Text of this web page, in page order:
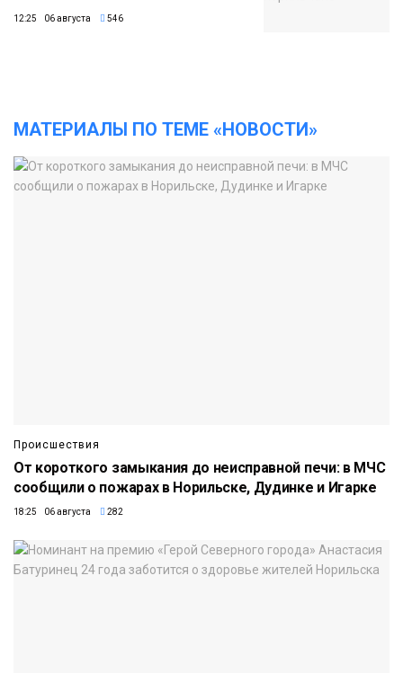
12:25 06 августа 546
МАТЕРИАЛЫ ПО ТЕМЕ «НОВОСТИ»
Происшествия
От короткого замыкания до неисправной печи: в МЧС
сообщили о пожарах в Норильске, Дудинке и Игарке
18:25 06 августа 282